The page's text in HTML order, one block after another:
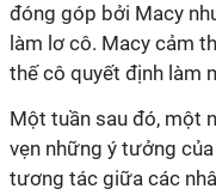
đóng góp bởi Macy
làm lơ cô. Macy cảm
thế cô quyết định làm
Một tuần sau đó, một
vẹn những ý tưởng
tương tác giữa các